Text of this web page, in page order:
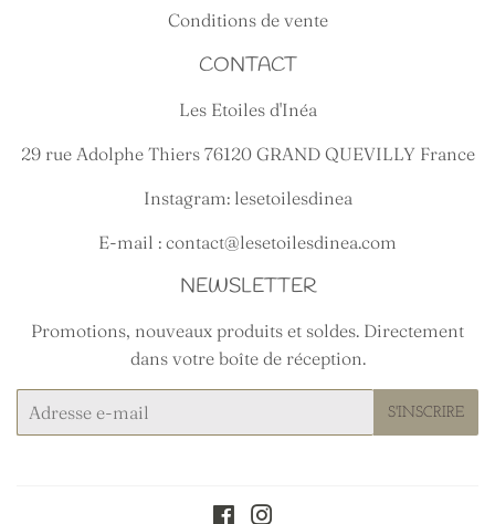
Conditions de vente
CONTACT
Les Etoiles d'Inéa
29 rue Adolphe Thiers 76120 GRAND QUEVILLY France
Instagram: lesetoilesdinea
E-mail : contact@lesetoilesdinea.com
NEWSLETTER
Promotions, nouveaux produits et soldes. Directement
dans votre boîte de réception.
mails
S'INSCRIRE
Facebook